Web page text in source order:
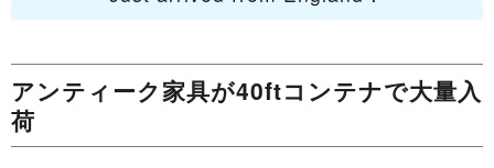
アンティーク家具が40ftコンテナで大量入
荷